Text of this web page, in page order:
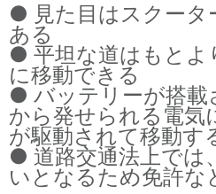
● 見た目はスクータ
ある
● 平坦な道はもとよ
に移動できる
● バッテリーが搭載
から発せられる電気
が駆動されて移動す
● 道路交通法上では
いとなるため免許な